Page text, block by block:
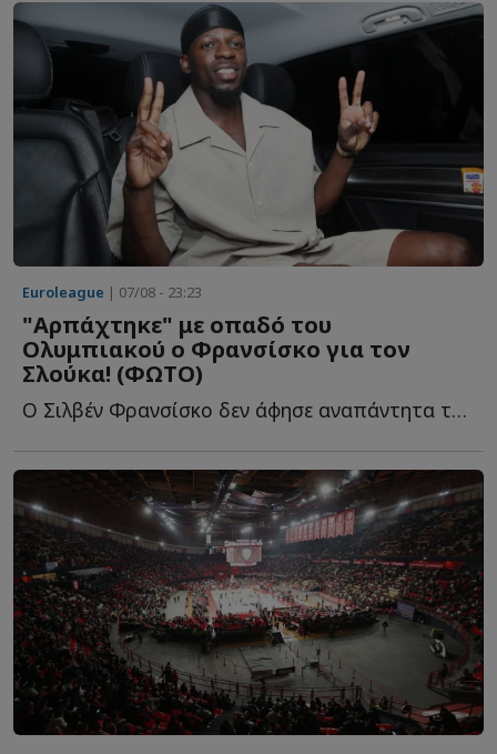
Euroleague | 07/08 - 23:23
"Αρπάχτηκε" με οπαδό του
Ολυμπιακού ο Φρανσίσκο για τον
Σλούκα! (ΦΩΤΟ)
Ο Σιλβέν Φρανσίσκο δεν άφησε αναπάντητα τα όσα έγραψε φ...